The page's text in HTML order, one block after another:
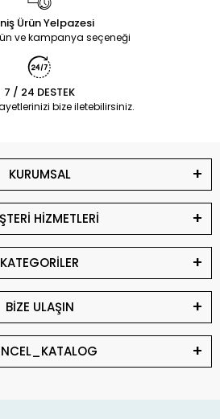
Ürün Yelpazesi
ve kampanya seçeneği
7 / 24 DESTEK
bize iletebilirsiniz.
KURUMSAL
HİZMETLERİ
KATEGORİLER
BİZE ULAŞIN